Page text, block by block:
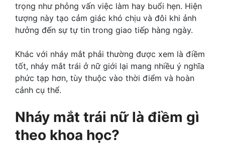
trọng như phỏng vấn việc làm hay buổi hẹn. Hiện
tượng này tạo cảm giác khó chịu và đôi khi ảnh
hưởng đến sự tự tin trong giao tiếp hàng ngày.
Khác với nháy mắt phải thường được xem là điềm
tốt, nháy mắt trái ở nữ giới lại mang nhiều ý nghĩa
phức tạp hơn, tùy thuộc vào thời điểm và hoàn
cảnh cụ thể.
Nháy mắt trái nữ là điềm gì
theo khoa học?